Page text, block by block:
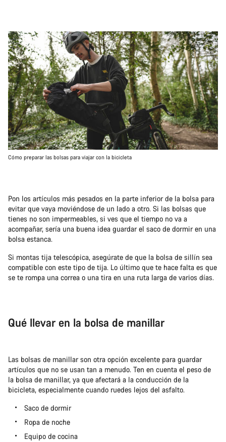
Cómo preparar las bolsas para viajar con la bicicleta
Pon los artículos más pesados en la parte inferior de la bolsa para
evitar que vaya moviéndose de un lado a otro. Si las bolsas que
tienes no son impermeables, si ves que el tiempo no va a
acompañar, sería una buena idea guardar el saco de dormir en una
bolsa estanca.
Si montas tija telescópica, asegúrate de que la bolsa de sillín sea
compatible con este tipo de tija. Lo último que te hace falta es que
se te rompa una correa o una tira en una ruta larga de varios días.
Qué llevar en la bolsa de manillar
Las bolsas de manillar son otra opción excelente para guardar
artículos que no se usan tan a menudo. Ten en cuenta el peso de
la bolsa de manillar, ya que afectará a la conducción de la
bicicleta, especialmente cuando ruedes lejos del asfalto.
Saco de dormir
Ropa de noche
Equipo de cocina